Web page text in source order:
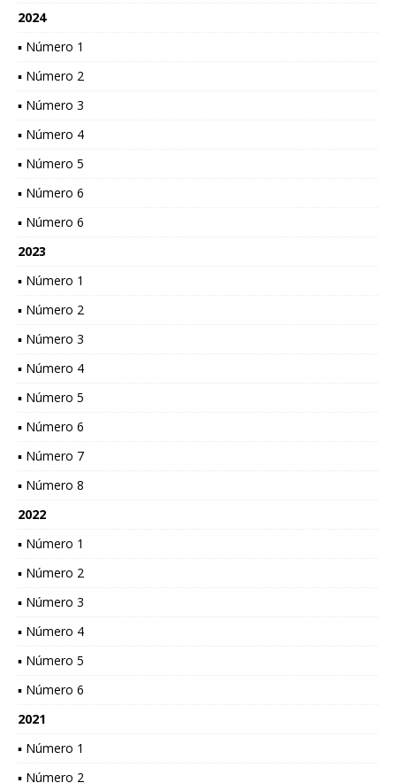
2024
▪ Número 1
▪ Número 2
▪ Número 3
▪ Número 4
▪ Número 5
▪ Número 6
▪ Número 6
2023
▪ Número 1
▪ Número 2
▪ Número 3
▪ Número 4
▪ Número 5
▪ Número 6
▪ Número 7
▪ Número 8
2022
▪ Número 1
▪ Número 2
▪ Número 3
▪ Número 4
▪ Número 5
▪ Número 6
2021
▪ Número 1
▪ Número 2